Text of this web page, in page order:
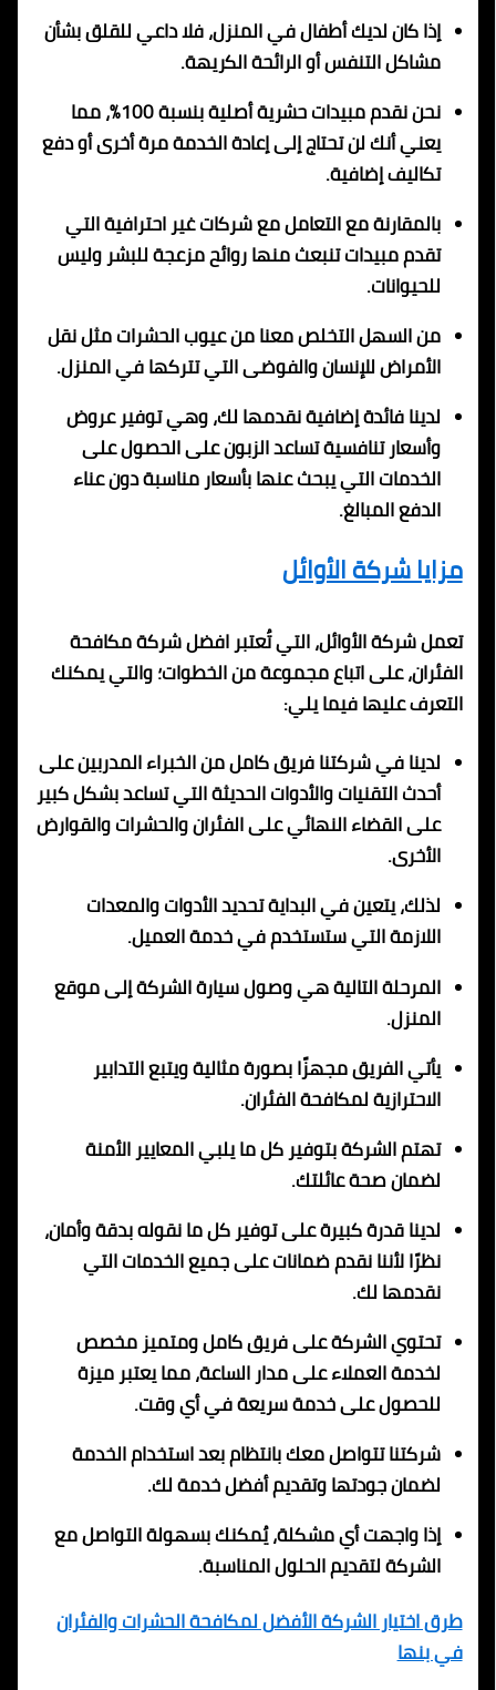
إذا كان لديك أطفال في المنزل، فلا داعي للقلق بشأن
مشاكل التنفس أو الرائحة الكريهة.
نحن نقدم مبيدات حشرية أصلية بنسبة 100٪، مما
يعني أنك لن تحتاج إلى إعادة الخدمة مرة أخرى أو دفع
تكاليف إضافية.
بالمقارنة مع التعامل مع شركات غير احترافية التي
تقدم مبيدات تنبعث منها روائح مزعجة للبشر وليس
للحيوانات.
من السهل التخلص معنا من عيوب الحشرات مثل نقل
الأمراض للإنسان والفوضى التي تتركها في المنزل.
لدينا فائدة إضافية نقدمها لك، وهي توفير عروض
وأسعار تنافسية تساعد الزبون على الحصول على
الخدمات التي يبحث عنها بأسعار مناسبة دون عناء
الدفع المبالغ.
مزايا شركة الأوائل
تعمل شركة الأوائل، التي تُعتبر افضل شركة مكافحة
الفئران، على اتباع مجموعة من الخطوات؛ والتي يمكنك
التعرف عليها فيما يلي:
لدينا في شركتنا فريق كامل من الخبراء المدربين على
أحدث التقنيات والأدوات الحديثة التي تساعد بشكل كبير
على القضاء النهائي على الفئران والحشرات والقوارض
الأخرى.
لذلك، يتعين في البداية تحديد الأدوات والمعدات
اللازمة التي ستستخدم في خدمة العميل.
المرحلة التالية هي وصول سيارة الشركة إلى موقع
المنزل.
يأتي الفريق مجهزًا بصورة مثالية ويتبع التدابير
الاحترازية لمكافحة الفئران.
تهتم الشركة بتوفير كل ما يلبي المعايير الأمنة
لضمان صحة عائلتك.
لدينا قدرة كبيرة على توفير كل ما نقوله بدقة وأمان،
نظرًا لأننا نقدم ضمانات على جميع الخدمات التي
نقدمها لك.
تحتوي الشركة على فريق كامل ومتميز مخصص
لخدمة العملاء على مدار الساعة، مما يعتبر ميزة
للحصول على خدمة سريعة في أي وقت.
شركتنا تتواصل معك بانتظام بعد استخدام الخدمة
لضمان جودتها وتقديم أفضل خدمة لك.
إذا واجهت أي مشكلة، يُمكنك بسهولة التواصل مع
الشركة لتقديم الحلول المناسبة.
طرق اختيار الشركة الأفضل لمكافحة الحشرات والفئران
في بنها